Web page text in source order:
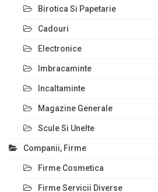
Birotica Si Papetarie
Cadouri
Electronice
Imbracaminte
Incaltaminte
Magazine Generale
Scule Si Unelte
Companii, Firme
Firme Cosmetica
Firme Servicii Diverse